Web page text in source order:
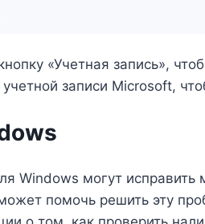
«Учетная запись»,
записи Microsoft,
Windows могут
помочь решить эту